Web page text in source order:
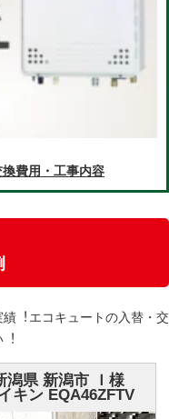
費用・工事内容
︕エコキュートの⼊替・交
潟県 新潟市 Ｉ様
キン EQA46ZFTV